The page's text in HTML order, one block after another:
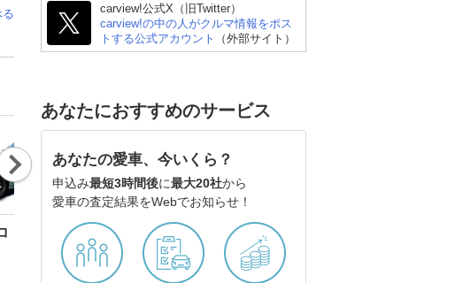
ポルシェ 718 ボクスタ
ー
ポルシェ 911 カブリオ
レ
Nex
t
carview!公式X（旧Twitter）
carview!の中の人がクルマ情報をポス
トする公式アカウント
（外部サイト）
あなたにおすすめのサービス
あなたの愛車、今いくら？
申込み最短3時間後に最大20社から
愛車の査定結果をWebでお知らせ！